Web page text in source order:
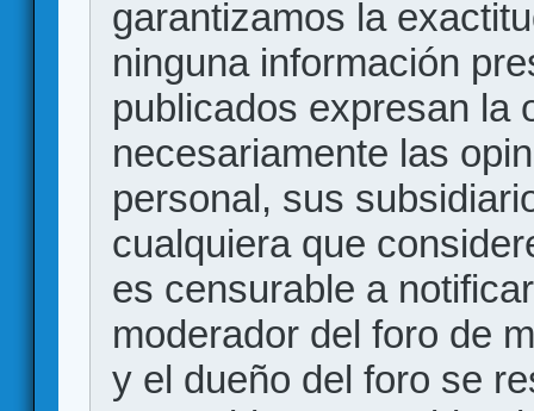
garantizamos la
ninguna información
publicados expresan la
necesariamente las
personal, sus
cualquiera que
es censurable a
moderador del foro de
y el dueño del foro se